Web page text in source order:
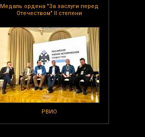
Медаль ордена "За заслуги перед
Отечеством" II степени
РВИО